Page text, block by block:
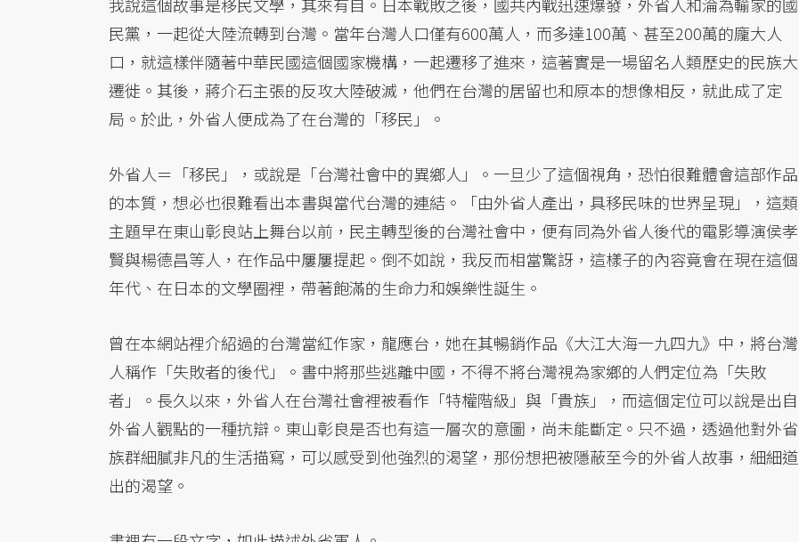
我說這個故事是移民文學，其來有自。日本戰敗之後，國共內戰迅速爆發，外省人和淪為輸家的國
民黨，一起從大陸流轉到台灣。當年台灣人口僅有600萬人，而多達100萬、甚至200萬的龐大人
口，就這樣伴隨著中華民國這個國家機構，一起遷移了進來，這著實是一場留名人類歷史的民族大
遷徙。其後，蔣介石主張的反攻大陸破滅，他們在台灣的居留也和原本的想像相反，就此成了定
局。於此，外省人便成為了在台灣的「移民」。
外省人＝「移民」，或說是「台灣社會中的異鄉人」。一旦少了這個視角，恐怕很難體會這部作品
的本質，想必也很難看出本書與當代台灣的連結。「由外省人產出，具移民味的世界呈現」，這類
主題早在東山彰良站上舞台以前，民主轉型後的台灣社會中，便有同為外省人後代的電影導演侯孝
賢與楊德昌等人，在作品中屢屢提起。倒不如說，我反而相當驚訝，這樣子的內容竟會在現在這個
年代、在日本的文學圈裡，帶著飽滿的生命力和娛樂性誕生。
曾在本網站裡介紹過的台灣當紅作家，龍應台，她在其暢銷作品《大江大海一九四九》中，將台灣
人稱作「失敗者的後代」。書中將那些逃離中國，不得不將台灣視為家鄉的人們定位為「失敗
者」。長久以來，外省人在台灣社會裡被看作「特權階級」與「貴族」，而這個定位可以說是出自
外省人觀點的一種抗辯。東山彰良是否也有這一層次的意圖，尚未能斷定。只不過，透過他對外省
族群細膩非凡的生活描寫，可以感受到他強烈的渴望，那份想把被隱蔽至今的外省人故事，細細道
出的渴望。